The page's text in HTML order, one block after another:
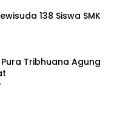
138 Siswa SMK
Tribhuana Agung